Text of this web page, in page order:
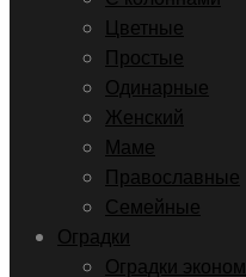
Цветные
Простые
Одинарные
Женский
Маме
Православные
Семейные
Оградки
Оградки эконом